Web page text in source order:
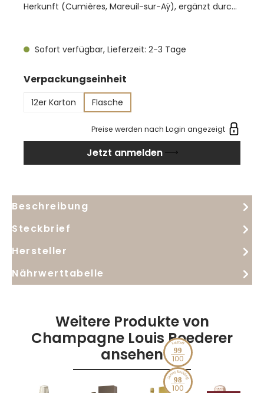
Herkunft (Cumières, Mareuil-sur-Aÿ), ergänzt durch
Nächten ermöglichte eine selten hohe phenolische
Eleganz. Die Cuvée basiert auf 65 % Pinot Noir und 35
% Chardonnay; 22 % der Weine reifen im Holz, die
malolaktische Gärung liegt bei 24 %, die Dosage bei
7 g/l. Die „Rosé d’infusion“-Methode verbindet
Chardonnay-Most mit einer sanften Pinot-Noir-
Mazeration. Im Glas lachsrosa mit roten Reflexen, in
der Nase Cassis, rote Johannisbeere, Pollen, dazu
schokoladig, mit fester, saliner Struktur und langem
Nachhall.
Sofort verfügbar, Lieferzeit: 2-3 Tage
Verpackungseinheit
12er Karton Flasche
Preise werden nach Login angezeigt
Jetzt anmelden
Beschreibung
Steckbrief
Hersteller
Nährwerttabelle
Weitere Produkte von
Champagne Louis Roederer
ansehen
99
98